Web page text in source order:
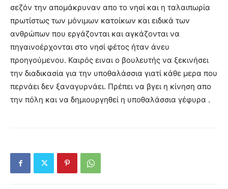
σεζόν την απομάκρυναν απο το νησί και η ταλαιπωρία
πρωτίστως των μόνιμων κατοίκων και ειδικά των
ανθρώπων που εργάζονται και αγκάζονται να
πηγαινοέρχονται στο νησί φέτος ήταν άνευ
προηγούμενου. Καιρός ειναι ο βουλευτής να ξεκινήσει
την διαδικασία για την υποθαλάσσια γιατί κάθε μερα που
περνάει δεν ξαναγυρνάει. Πρέπει να βγει η κίνηση απο
την πόλη και να δημιουργηθεί η υποθαλάσσια γέφυρα .